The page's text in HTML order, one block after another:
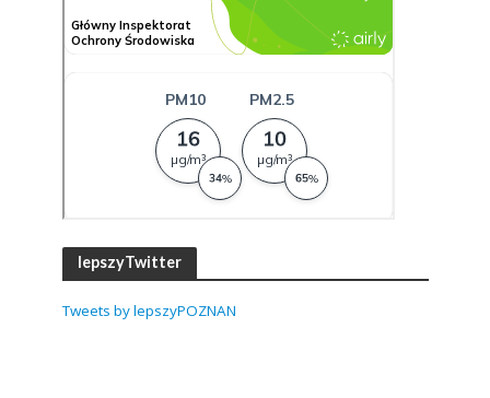
lepszyTwitter
Tweets by lepszyPOZNAN